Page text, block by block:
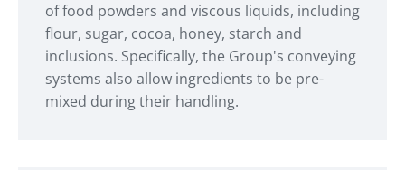
of food powders and viscous liquids, including
flour, sugar, cocoa, honey, starch and
inclusions. Specifically, the Group's conveying
systems also allow ingredients to be pre-
mixed during their handling.